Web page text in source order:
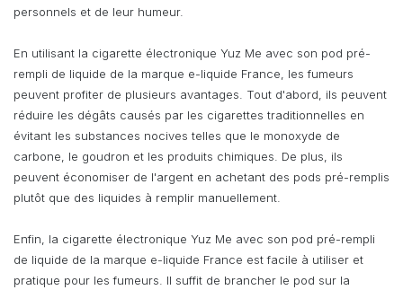
personnels et de leur humeur.
En utilisant la cigarette électronique Yuz Me avec son pod pré-
rempli de liquide de la marque e-liquide France, les fumeurs
peuvent profiter de plusieurs avantages. Tout d'abord, ils peuvent
réduire les dégâts causés par les cigarettes traditionnelles en
évitant les substances nocives telles que le monoxyde de
carbone, le goudron et les produits chimiques. De plus, ils
peuvent économiser de l'argent en achetant des pods pré-remplis
plutôt que des liquides à remplir manuellement.
Enfin, la cigarette électronique Yuz Me avec son pod pré-rempli
de liquide de la marque e-liquide France est facile à utiliser et
pratique pour les fumeurs. Il suffit de brancher le pod sur la